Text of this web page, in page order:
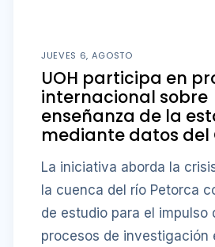
JUEVES 6, AGOSTO
UOH participa en
internacional sobre
enseñanza de la
mediante datos del
La iniciativa aborda la
la cuenca del río Petorca
de estudio para el impulso
procesos de investigación